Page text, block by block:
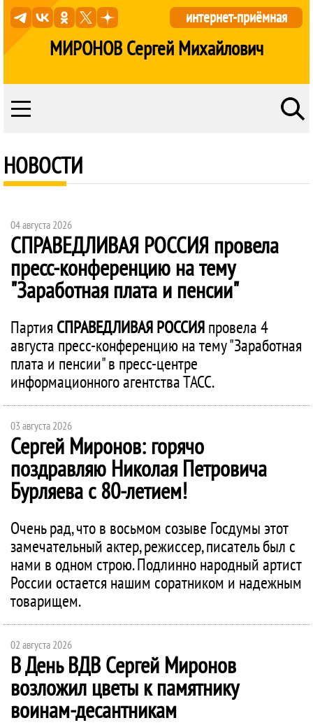
МИРОНОВ Сергей Михайлович
интернет-приёмная
НОВОСТИ
04 августа 2026
СПРАВЕДЛИВАЯ РОССИЯ провела
пресс-конференцию на тему
"Заработная плата и пенсии"
Партия СПРАВЕДЛИВАЯ РОССИЯпровела 4
августа пресс-конференцию на тему "Заработная
плата и пенсии" в пресс-центре
информационного агентства ТАСС.
03 августа 2026
Сергей Миронов: горячо
поздравляю Николая Петровича
Бурляева с 80-летием!
Очень рад, что в восьмом созыве Госдумы этот
замечательный актер, режиссер, писатель был с
нами в одном строю. Подлинно народный артист
России остается нашим соратником и надежным
товарищем.
02 августа 2026
В День ВДВ Сергей Миронов
возложил цветы к памятнику
воинам-десантникам